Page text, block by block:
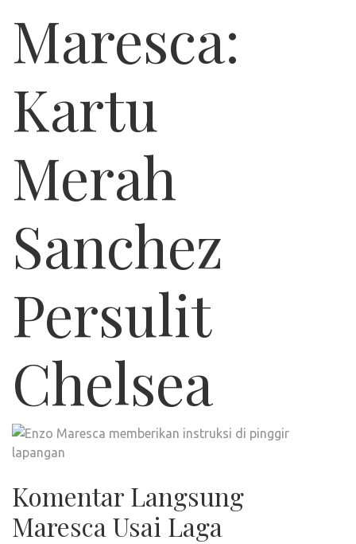
Maresca:
Kartu
Merah
Sanchez
Persulit
Chelsea
Komentar Langsung
Maresca Usai Laga